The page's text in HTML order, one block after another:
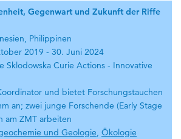
Gegenwart und Zukunft der Riffe
Philippinen
2019 - 30. Juni 2024
Sklodowska Curie Actions - Innovative
und bietet Forschungstauchen
an; zwei junge Forschende (Early Stage
am ZMT arbeiten
und Geologie, Ökologie